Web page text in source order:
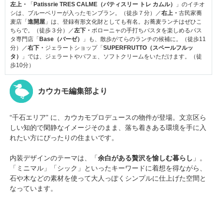
左上・ 「Patissrie TRES CALME（パティスリー トレ カムル）
」のイチオ
シは、ブルーベリーが入ったモンブラン。（徒歩７分）／右上・ 古民家蕎
麦店「進開屋 」は、登録有形文化財としても有名。お蕎麦ランチはぜひこ
ちらで。（徒歩３分）／左下・ ボローニャの手打ちパスタを楽しめるパス
タ専門店「Base（バーゼ）
」も、散歩がてらのランチの候補に。（徒歩11
分）／右下・ ジェラートショップ「SUPERFRUTTO（スペールフルッ
タ）
」では、ジェラートやパフェ、ソフトクリームをいただけます。（徒
歩10分）
カウカモ編集部より
“千石エリア” に、カウカモプロデュースの物件が登場。文京区ら
しい知的で閑静なイメージそのまま、落ち着きある環境を手に入
れたい方にぴったりの住まいです。
内装デザインのテーマは、「余白がある贅沢を愉しむ暮らし 」。
「ミニマル」「シック」といったキーワードに着想を得ながら、
石や木などの素材を使って大人っぽくシンプルに仕上げた空間と
なっています。